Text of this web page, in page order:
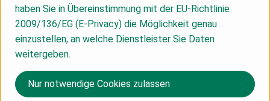
Nährwert-Info
Produktdatenblatt
haben Sie in Übereinstimmung mit der EU-Richtlinie
2009/136/EG (E-Privacy) die Möglichkeit genau
einzustellen, an welche Dienstleister Sie Daten
weitergeben.
Nur notwendige Cookies zulassen